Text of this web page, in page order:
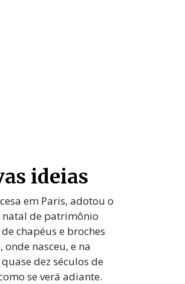
ideias
em Paris, adotou o
natal de patrimônio
chapéus e broches
nasceu, e na
dez séculos de
se verá adiante.